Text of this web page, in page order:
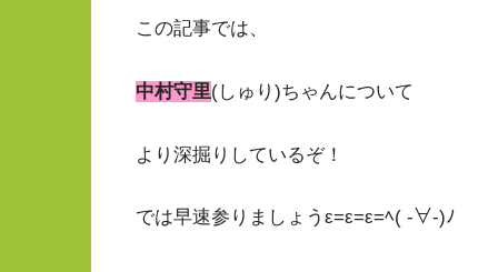
この記事では、
中村守里(しゅり)ちゃんについて
より深掘りしているぞ！
では早速参りましょうε=ε=ε=ﾍ( -∀-)ﾉ